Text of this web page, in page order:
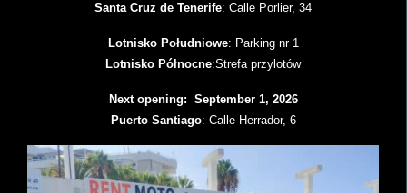
Santa Cruz de Tenerife: Calle Porlier, 34
Lotnisko Południowe: Parking nr 1
Lotnisko Północne:Strefa przylotów
Next opening: September 1, 2026
Puerto Santiago: Calle Herrador, 6